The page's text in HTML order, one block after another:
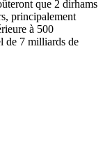
que 2 dirhams
principalement
à 500
de 7 milliards de